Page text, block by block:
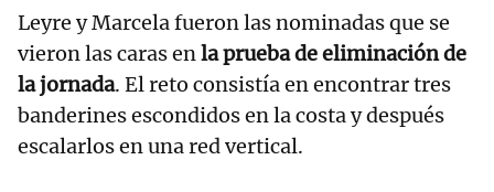
Leyre y Marcela fueron las nominadas que se
vieron las caras enla prueba de eliminación de
la jornada. El reto consistía en encontrar tres
banderines escondidos en la costa y después
escalarlos en una red vertical.